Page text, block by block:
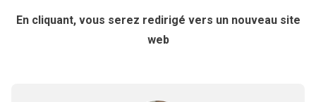
En cliquant, vous serez redirigé vers un nouveau site
web